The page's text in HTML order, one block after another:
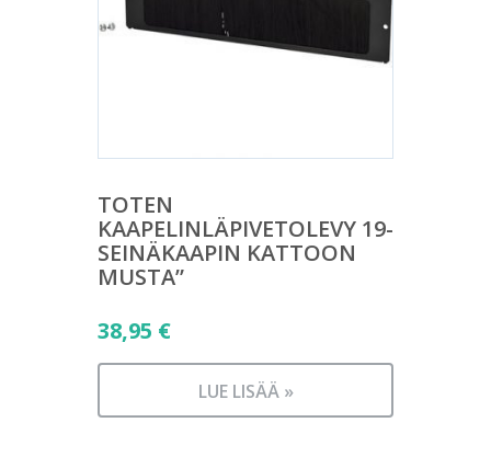
TOTEN
KAAPELINLÄPIVETOLEVY 19-
SEINÄKAAPIN KATTOON
MUSTA”
38,95 €
LUE LISÄÄ »